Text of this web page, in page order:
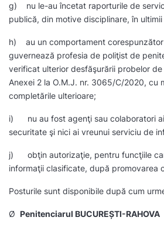
g) nu le-au încetat raporturile de
publică, din motive disciplinare, în ultimii
h) au un comportament
guvernează profesia de poliţist de
verificat ulterior desfăşurării probelor
Anexei 2 la O.M.J. nr. 3065/C/2020, cu
completările ulterioare;
i) nu au fost agenţi sau colaboratori
securitate şi nici ai vreunui serviciu de
j) obţin autorizaţie, pentru funcţiile
informaţii clasificate, după promovarea
Posturile sunt disponibile după cum
Ø Penitenciarul BUCUREȘTI-RAHOVA